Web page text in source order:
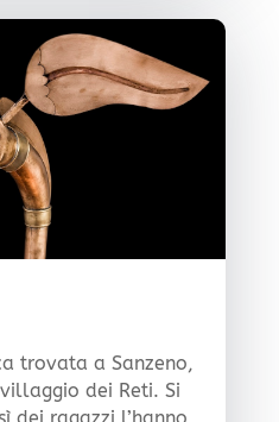
trovata a Sanzeno,
dei Reti. Si
dei ragazzi l’hanno